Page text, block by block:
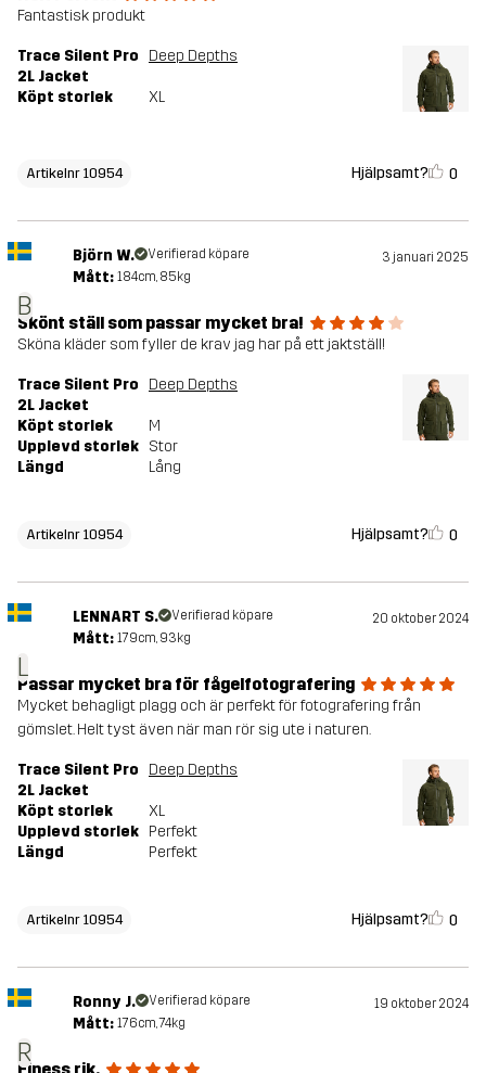
Fantastisk produkt
Trace Silent Pro
2L Jacket
Deep Depths
Köpt storlek XL
Artikelnr 10954 Hjälpsamt? 0
B
Björn W. Verifierad köpare 3 januari 2025
Mått: 184cm, 85kg
Skönt ställ som passar mycket bra!
Sköna kläder som fyller de krav jag har på ett jaktställ!
Trace Silent Pro
2L Jacket
Deep Depths
Köpt storlek
M
Upplevd storlek Stor
Längd
Lång
Artikelnr 10954 Hjälpsamt? 0
L
LENNART S. Verifierad köpare 20 oktober 2024
Mått: 179cm, 93kg
Passar mycket bra för fågelfotografering
Mycket behagligt plagg och är perfekt för fotografering från
gömslet. Helt tyst även när man rör sig ute i naturen.
Trace Silent Pro
2L Jacket
Deep Depths
Köpt storlek
XL
Upplevd storlek Perfekt
Längd
Perfekt
Artikelnr 10954 Hjälpsamt? 0
R
Ronny J. Verifierad köpare 19 oktober 2024
Mått: 176cm, 74kg